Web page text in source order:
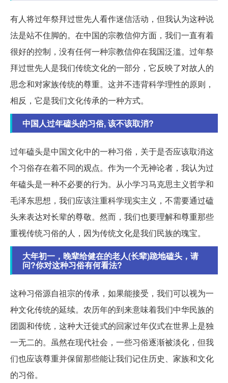
有人将过年祭拜过世先人看作迷信活动，但我认为这种说
法是站不住脚的。在中国的宗教信仰方面，我们一直有着
很好的控制，没有任何一种宗教信仰在我国泛滥。过年祭
拜过世先人是我们传统文化的一部分，它反映了对故人的
思念和对家族传统的尊重。这并不违背科学理性的原则，
相反，它是我们文化传承的一种方式。
中国人过年磕头的习俗, 该不该取消?
过年磕头是中国文化中的一种习俗，关于是否应该取消这
个习俗存在着不同的观点。作为一个无神论者，我认为过
年磕头是一种不必要的行为。从小学习马克思主义哲学和
毛泽东思想，我们应该注重科学现实主义，不需要通过磕
头来表达对长辈的尊敬。然而，我们也要理解和尊重那些
重视传统习俗的人，因为传统文化是我们民族的瑰宝。
大年初一，晚辈给健在的老人(长辈)跪地磕头，请
问?你对这种习俗有何看法?
这种习俗源自祖宗的传承，如果能接受，我们可以视为一
种文化传统的延续。农历年的到来意味着我们中华民族的
团圆和传统，这种大迁徙式的回家过年仪式在世界上是独
一无二的。虽然在现代社会，一些习俗逐渐被淡化，但我
们也应该尊重并保留那些能让我们记住历史、家族和文化
的习俗。